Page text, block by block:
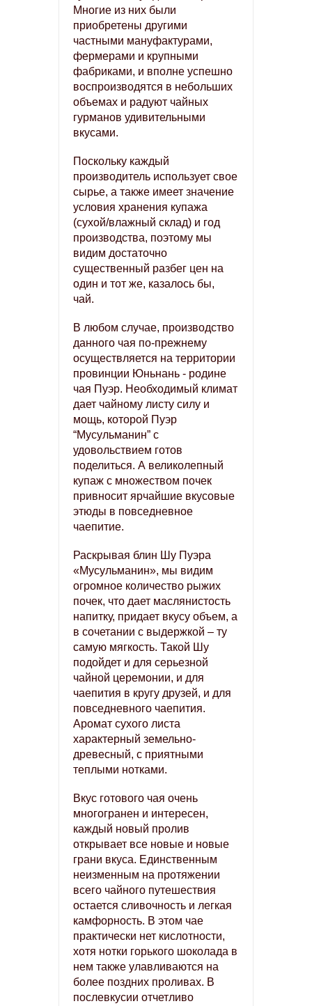
Многие из них были
приобретены другими
частными мануфактурами,
фермерами и крупными
фабриками, и вполне успешно
воспроизводятся в небольших
объемах и радуют чайных
гурманов удивительными
вкусами.
Поскольку каждый
производитель использует свое
сырье, а также имеет значение
условия хранения купажа
(сухой/влажный склад) и год
производства, поэтому мы
видим достаточно
существенный разбег цен на
один и тот же, казалось бы,
чай.
В любом случае, производство
данного чая по-прежнему
осуществляется на территории
провинции Юньнань - родине
чая Пуэр. Необходимый климат
дает чайному листу силу и
мощь, которой Пуэр
“Мусульманин” с
удовольствием готов
поделиться. А великолепный
купаж с множеством почек
привносит ярчайшие вкусовые
этюды в повседневное
чаепитие.
Раскрывая блин Шу Пуэра
«Мусульманин», мы видим
огромное количество рыжих
почек, что дает маслянистость
напитку, придает вкусу объем, а
в сочетании с выдержкой – ту
самую мягкость. Такой Шу
подойдет и для серьезной
чайной церемонии, и для
чаепития в кругу друзей, и для
повседневного чаепития.
Аромат сухого листа
характерный земельно-
древесный, с приятными
теплыми нотками.
Вкус готового чая очень
многогранен и интересен,
каждый новый пролив
открывает все новые и новые
грани вкуса. Единственным
неизменным на протяжении
всего чайного путешествия
остается сливочность и легкая
камфорность. В этом чае
практически нет кислотности,
хотя нотки горького шоколада в
нем также улавливаются на
более поздних проливах. В
послевкусии отчетливо